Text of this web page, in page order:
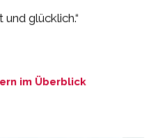
glücklich.“
im Überblick